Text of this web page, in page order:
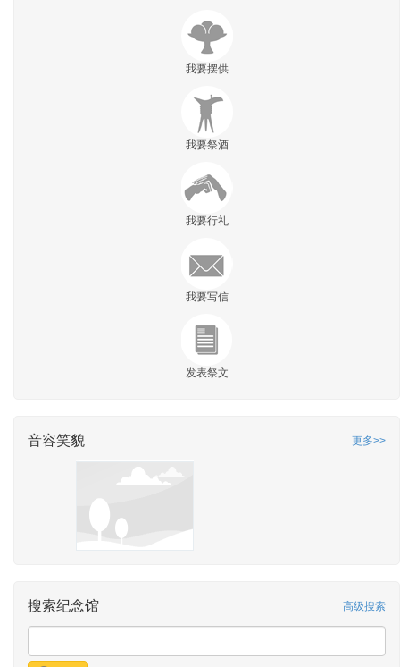
我要摆供
我要祭酒
我要行礼
我要写信
发表祭文
音容笑貌 更多>>
搜索纪念馆 高级搜索